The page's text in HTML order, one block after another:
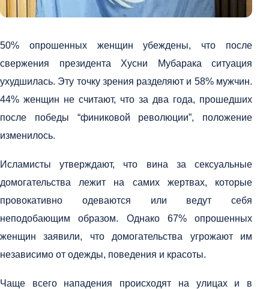
50% опрошенных женщин убеждены, что после
свержения президента Хусни Мубарака ситуация
ухудшилась. Эту точку зрения разделяют и 58% мужчин.
44% женщин не считают, что за два года, прошедших
после победы “финиковой революции”, положение
изменилось.
Исламисты утверждают, что вина за сексуальные
домогательства лежит на самих жертвах, которые
провокативно одеваются или ведут себя
неподобающим образом. Однако 67% опрошенных
женщин заявили, что домогательства угрожают им
независимо от одежды, поведения и красоты.
Чаще всего нападения происходят на улицах и в